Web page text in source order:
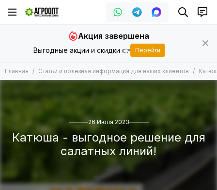
Выгодные акции и скидки 👉
Акция завершена
Перейти
Главная Статьи и полезная информация для наших клиентов
26 Июля 2023
Катюша - выгодное решение для
салатных линий!